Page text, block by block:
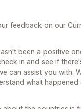
feedback on our
been a positive
in and see if
can assist you with.
what happened